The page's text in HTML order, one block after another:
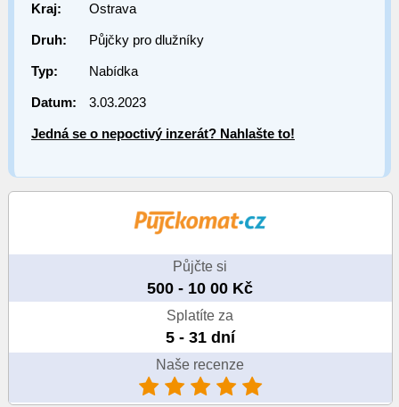
Kraj: Ostrava
Druh: Půjčky pro dlužníky
Typ: Nabídka
Datum: 3.03.2023
Jedná se o nepoctivý inzerát? Nahlašte to!
Půjčte si
500 - 10 00 Kč
Splatíte za
5 - 31 dní
Naše recenze